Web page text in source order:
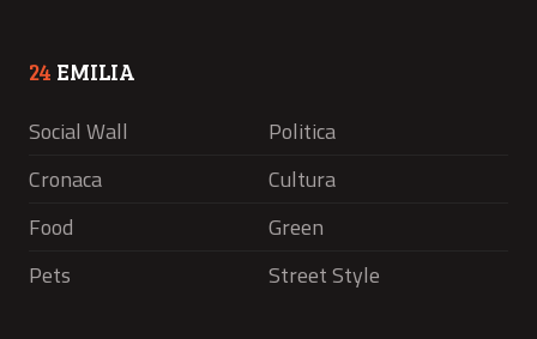
24 EMILIA
Social Wall
Politica
Cronaca
Cultura
Food
Green
Pets
Street Style